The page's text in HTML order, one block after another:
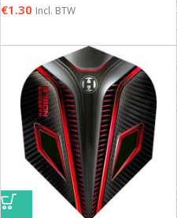
€1.30 Incl. BTW